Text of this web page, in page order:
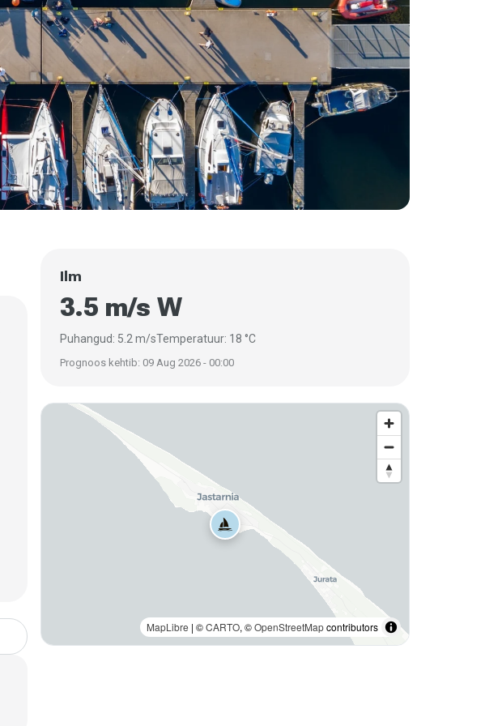
Ilm
3.5 m/s W
Puhangud: 5.2 m/sTemperatuur: 18 °C
Prognoos kehtib: 09 Aug 2026 - 00:00
MapLibre | ©CARTO, ©OpenStreetMapcontributors